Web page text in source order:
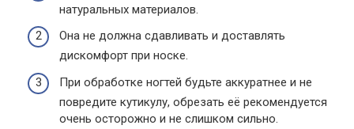
натуральных материалов.
Она не должна сдавливать и доставлять
дискомфорт при носке.
При обработке ногтей будьте аккуратнее и не
повредите кутикулу, обрезать её рекомендуется
очень осторожно и не слишком сильно.